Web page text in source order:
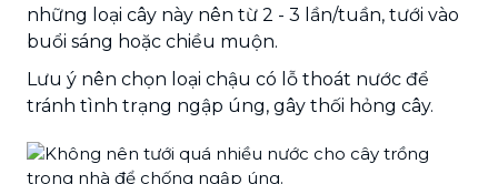
những loại cây này nên từ 2 - 3 lần/tuần, tưới vào
buổi sáng hoặc chiều muộn.
Lưu ý nên chọn loại chậu có lỗ thoát nước để
tránh tình trạng ngập úng, gây thối hỏng cây.